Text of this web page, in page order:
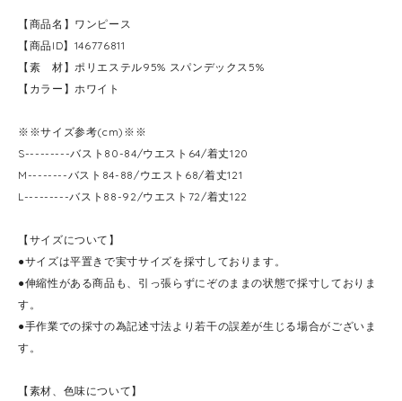
【商品名】ワンピース
【商品ID】146776811
【素 材】ポリエステル95% スパンデックス5%
【カラー】ホワイト
※※サイズ参考(cm)※※
S---------バスト80-84/ウエスト64/着丈120
M--------バスト84-88/ウエスト68/着丈121
L---------バスト88-92/ウエスト72/着丈122
【サイズについて】
●サイズは平置きで実寸サイズを採寸しております。
●伸縮性がある商品も、引っ張らずにぞのままの状態で採寸しておりま
す。
●手作業での採寸の為記述寸法より若干の誤差が生じる場合がございま
す。
【素材、色味について】